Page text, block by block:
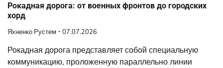
Рокадная дорога: от военных фронтов до городских
хорд
Яхненко Рустем 07.07.2026
Рокадная дорога представляет собой специальную
коммуникацию, проложенную параллельно линии